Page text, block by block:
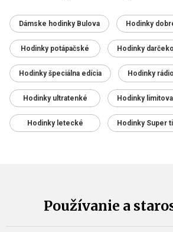
Dámske hodinky Bulova Hodinky
Hodinky potápačské Hodinky
Hodinky špeciálna edícia Hodinky
Hodinky ultratenké Hodinky
Hodinky letecké Hodinky Super
Používanie a